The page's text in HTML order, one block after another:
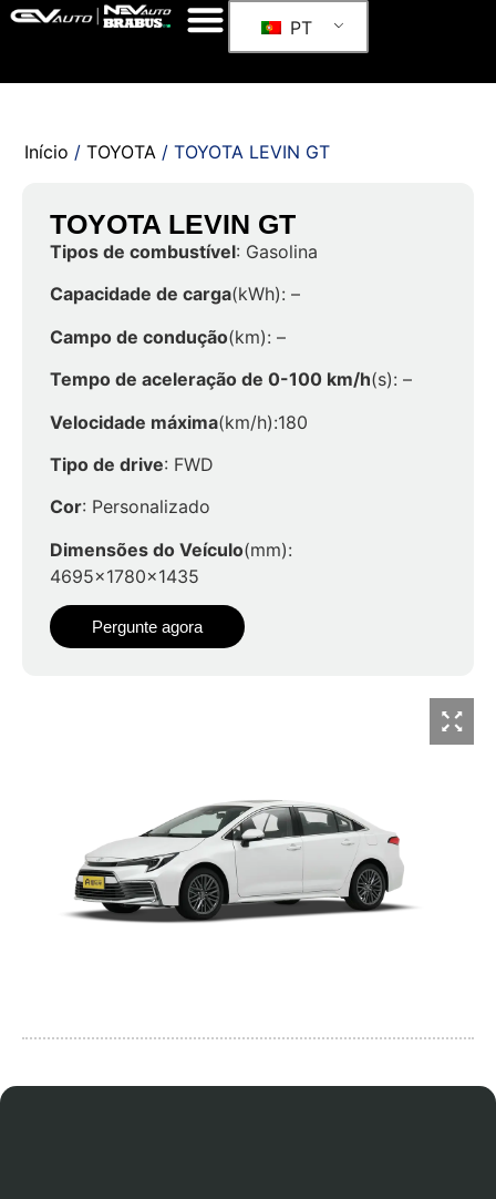
PT
Início / TOYOTA / TOYOTA LEVIN GT
TOYOTA LEVIN GT
Tipos de combustível: Gasolina
Capacidade de carga(kWh): –
Campo de condução(km): –
Tempo de aceleração de 0-100 km/h(s): –
Velocidade máxima(km/h):180
Tipo de drive: FWD
Cor: Personalizado
Dimensões do Veículo(mm):
4695x1780x1435
Pergunte agora